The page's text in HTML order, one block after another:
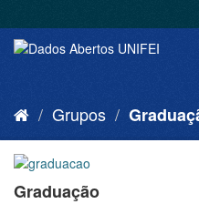
Grupos
Graduação